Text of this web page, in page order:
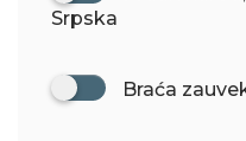
Srpska
Braća